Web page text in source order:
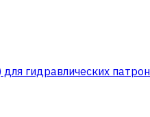
для гидравлических